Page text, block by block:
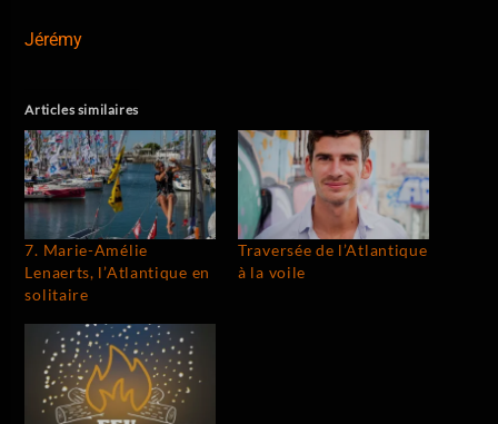
Jérémy
Articles similaires
7. Marie-Amélie
Lenaerts, l’Atlantique en
solitaire
Traversée de l’Atlantique
à la voile